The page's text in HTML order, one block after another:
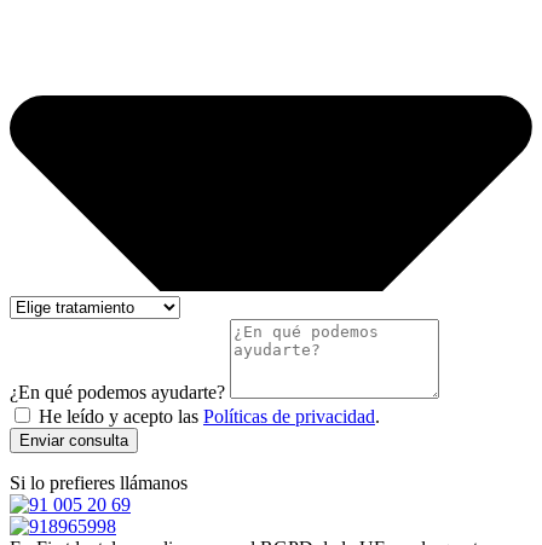
¿En qué podemos ayudarte?
He leído y acepto las Políticas de privacidad.
Enviar consulta
Si lo prefieres llámanos